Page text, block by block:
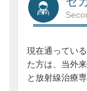
現在通ってい
た方は、当外
と放射線治療